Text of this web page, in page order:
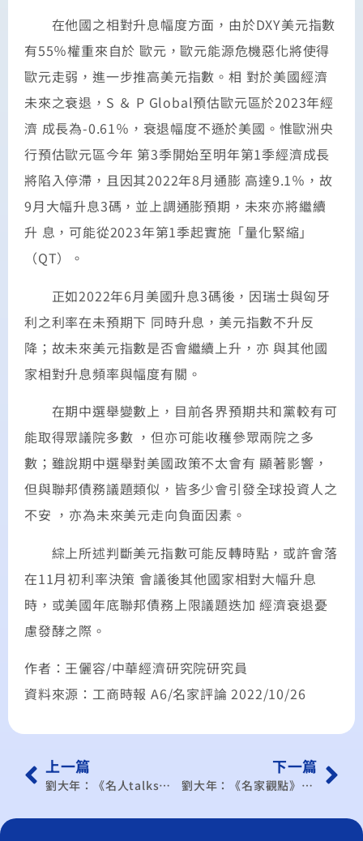
在他國之相對升息幅度方面，由於DXY美元指數
有55％權重來自於 歐元，歐元能源危機惡化將使得
歐元走弱，進一步推高美元指數。相 對於美國經濟
未來之衰退，S ＆ P Global預估歐元區於2023年經
濟 成長為-0.61％，衰退幅度不遜於美國。惟歐洲央
行預估歐元區今年 第3季開始至明年第1季經濟成長
將陷入停滯，且因其2022年8月通膨 高達9.1％，故
9月大幅升息3碼，並上調通膨預期，未來亦將繼續
升 息，可能從2023年第1季起實施「量化緊縮」
（QT）。
正如2022年6月美國升息3碼後，因瑞士與匈牙
利之利率在未預期下 同時升息，美元指數不升反
降；故未來美元指數是否會繼續上升，亦 與其他國
家相對升息頻率與幅度有關。
在期中選舉變數上，目前各界預期共和黨較有可
能取得眾議院多數 ，但亦可能收穫參眾兩院之多
數；雖說期中選舉對美國政策不太會有 顯著影響，
但與聯邦債務議題類似，皆多少會引發全球投資人之
不安 ，亦為未來美元走向負面因素。
綜上所述判斷美元指數可能反轉時點，或許會落
在11月初利率決策 會議後其他國家相對大幅升息
時，或美國年底聯邦債務上限議題迭加 經濟衰退憂
慮發酵之際。
作者：王儷容/中華經濟研究院研究員
資料來源：工商時報 A6/名家評論 2022/10/26
上一篇
劉大年：《名人talks》因應申入CPTPP 的後續挑戰
下一篇
劉大年：《名家觀點》因應台美談判 落實早收計畫